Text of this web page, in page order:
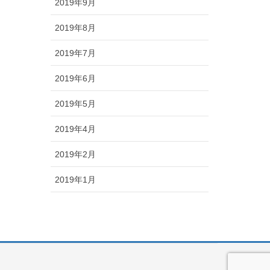
2019年9月
2019年8月
2019年7月
2019年6月
2019年5月
2019年4月
2019年2月
2019年1月